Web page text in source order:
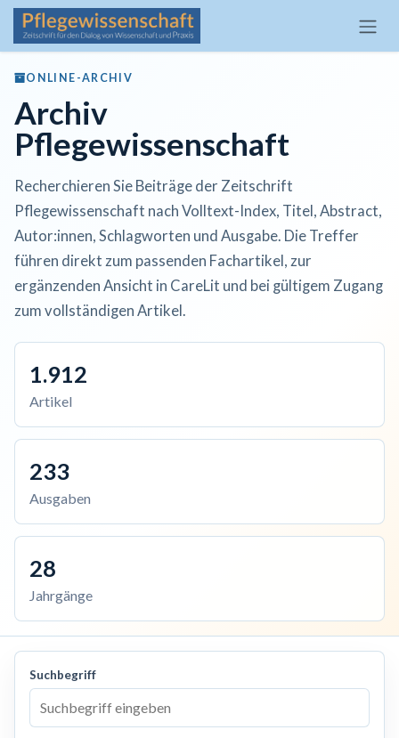
Zum Inhalt springen
ONLINE-ARCHIV
Archiv
Pflegewissenschaft
Recherchieren Sie Beiträge der Zeitschrift
Pflegewissenschaft nach Volltext-Index, Titel, Abstract,
Autor:innen, Schlagworten und Ausgabe. Die Treffer
führen direkt zum passenden Fachartikel, zur
ergänzenden Ansicht in CareLit und bei gültigem Zugang
zum vollständigen Artikel.
1.912
Artikel
233
Ausgaben
28
Jahrgänge
Suchbegriff